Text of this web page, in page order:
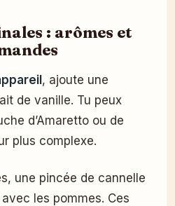
: arômes et
, ajoute une
de vanille. Tu peux
d’Amaretto ou de
plus complexe.
une pincée de cannelle
les pommes. Ces